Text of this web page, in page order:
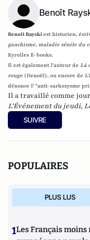
Benoît
Benoît Rayskiest historien,
gauchisme, maladie sénile du
Eyrolles E-books.
Il est également l'auteur de Là
rouge (Denoël), ou encore de
dénonce l' "anti-sarkozysme
Il a travaillé comme
L'Événement du jeudi,
SUIVRE
POPULAIRES
PLUS LUS
1Les Français